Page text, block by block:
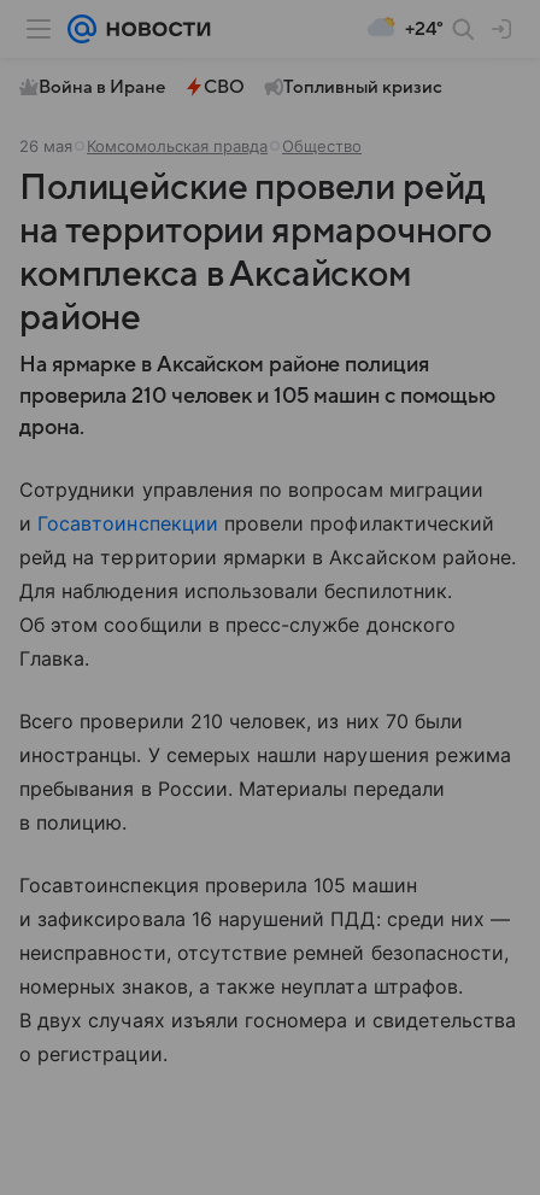
+24°
Война в Иране СВО Топливный кризис
26 мая Комсомольская правда Общество
Полицейские провели рейд
на территории ярмарочного
комплекса в Аксайском
районе
На ярмарке в Аксайском районе полиция
проверила 210 человек и 105 машин с помощью
дрона.
Сотрудники управления по вопросам миграции
и Госавтоинспекции провели профилактический
рейд на территории ярмарки в Аксайском районе.
Для наблюдения использовали беспилотник.
Об этом сообщили в пресс-службе донского
Главка.
Всего проверили 210 человек, из них 70 были
иностранцы. У семерых нашли нарушения режима
пребывания в России. Материалы передали
в полицию.
Госавтоинспекция проверила 105 машин
и зафиксировала 16 нарушений ПДД: среди них —
неисправности, отсутствие ремней безопасности,
номерных знаков, а также неуплата штрафов.
В двух случаях изъяли госномера и свидетельства
о регистрации.